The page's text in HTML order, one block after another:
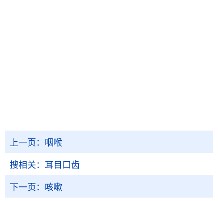
上一页： 咽喉
搜相关： 耳目口齿
下一页： 咳嗽